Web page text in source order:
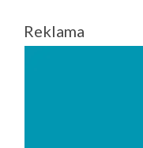
Reklama